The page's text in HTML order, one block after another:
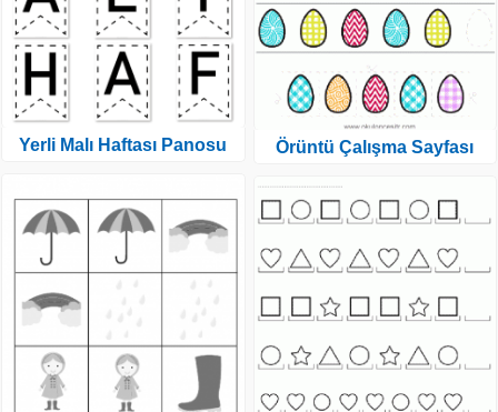
Yerli Malı Haftası Panosu Örüntü Çalışma Sayfası